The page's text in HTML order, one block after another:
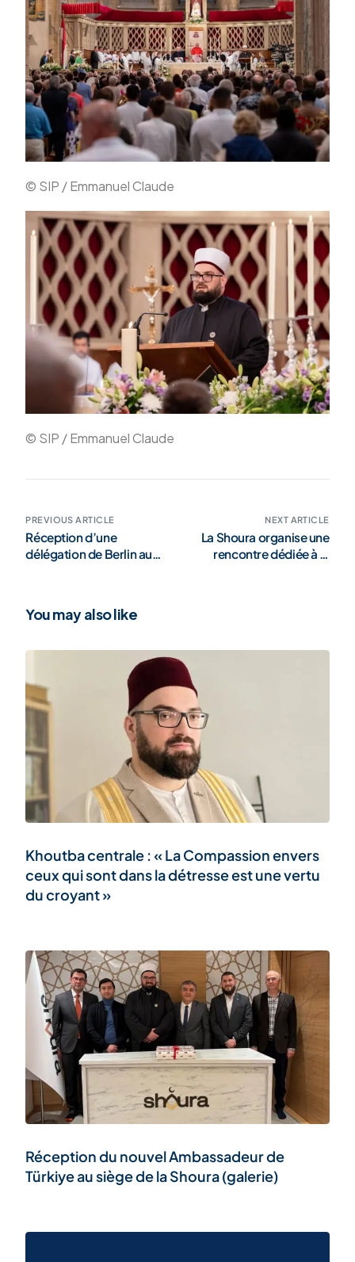
© SIP / Emmanuel Claude
© SIP / Emmanuel Claude
PREVIOUS ARTICLE
Réception d’une
délégation de Berlin au
NEXT ARTICLE
La Shoura organise une
rencontre dédiée à la
You may also like
Khoutba centrale : « La Compassion envers
ceux qui sont dans la détresse est une vertu
du croyant »
Réception du nouvel Ambassadeur de
Türkiye au siège de la Shoura (galerie)